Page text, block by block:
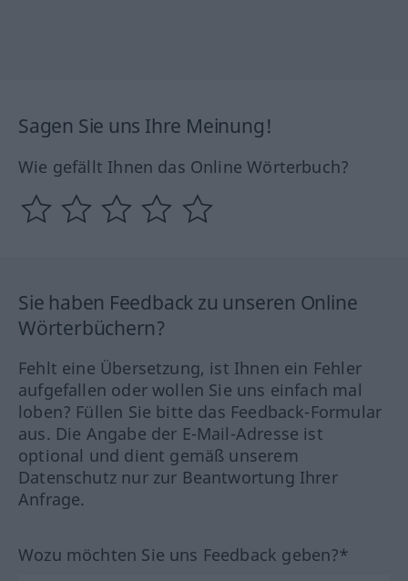
Sagen Sie uns Ihre Meinung!
Wie gefällt Ihnen das Online Wörterbuch?
Sie haben Feedback zu unseren Online
Wörterbüchern?
Fehlt eine Übersetzung, ist Ihnen ein Fehler
aufgefallen oder wollen Sie uns einfach mal
loben? Füllen Sie bitte das Feedback-Formular
aus. Die Angabe der E-Mail-Adresse ist
optional und dient gemäß unserem
Datenschutz nur zur Beantwortung Ihrer
Anfrage.
Wozu möchten Sie uns Feedback geben?*